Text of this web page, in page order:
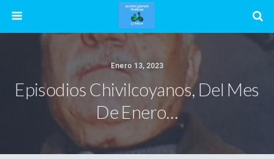
Enero 13, 2023
Episodios Chivilcoyanos, Del Mes
De Enero…